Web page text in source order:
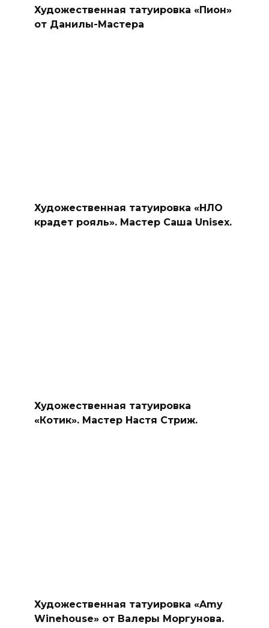
Художественная татуировка «Пион»
от Данилы-Мастера
Художественная татуировка «НЛО
крадет рояль». Мастер Саша Unisex.
Художественная татуировка
«Котик». Мастер Настя Стриж.
Художественная татуировка «Amy
Winehouse» от Валеры Моргунова.